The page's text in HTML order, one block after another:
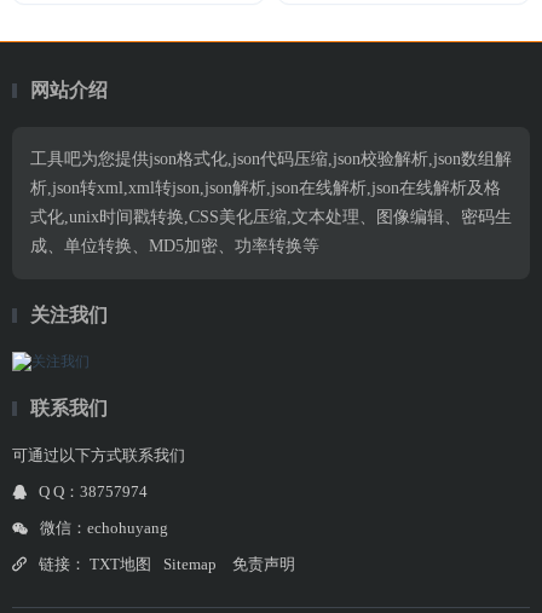
网站介绍
工具吧为您提供json格式化,json代码压缩,json校验解析,json数组解
析,json转xml,xml转json,json解析,json在线解析,json在线解析及格
式化,unix时间戳转换,CSS美化压缩,文本处理、图像编辑、密码生
成、单位转换、MD5加密、功率转换等
关注我们
联系我们
可通过以下方式联系我们
Q Q：38757974
微信：echohuyang
链接： TXT地图 Sitemap 免责声明